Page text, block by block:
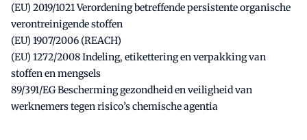
(EU) 2019/1021 Verordening betreffende persistente organische
verontreinigende stoffen
(EU) 1907/2006 (REACH)
(EU) 1272/2008 Indeling, etikettering en verpakking van
stoffen en mengsels
89/391/EG Bescherming gezondheid en veiligheid van
werknemers tegen risico’s chemische agentia